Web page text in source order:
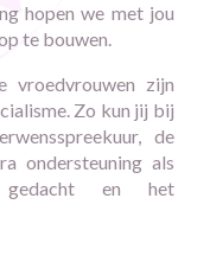
hopen we met jou
te bouwen.
vroedvrouwen zijn
Zo kun jij bij
de
ondersteuning als
en het